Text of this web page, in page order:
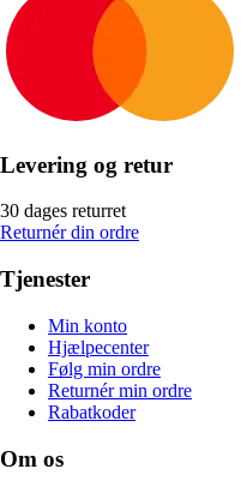
Levering og retur
30 dages returret
Returnér din ordre
Tjenester
Min konto
Hjælpecenter
Følg min ordre
Returnér min ordre
Rabatkoder
Om os